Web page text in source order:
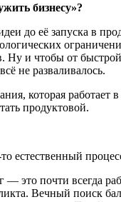
бизнесу»?
до её запуска в
Ну и чтобы от
не разваливалось.
которая работает
продуктовой.
естественный
— это почти всегда
Вечный поиск